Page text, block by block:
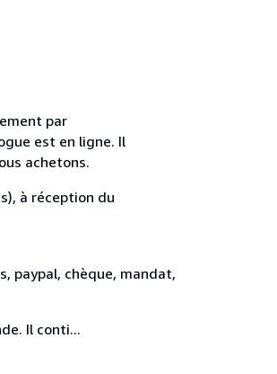
par
est en ligne. Il
achetons.
à réception du
paypal, chèque, mandat,
Il conti...